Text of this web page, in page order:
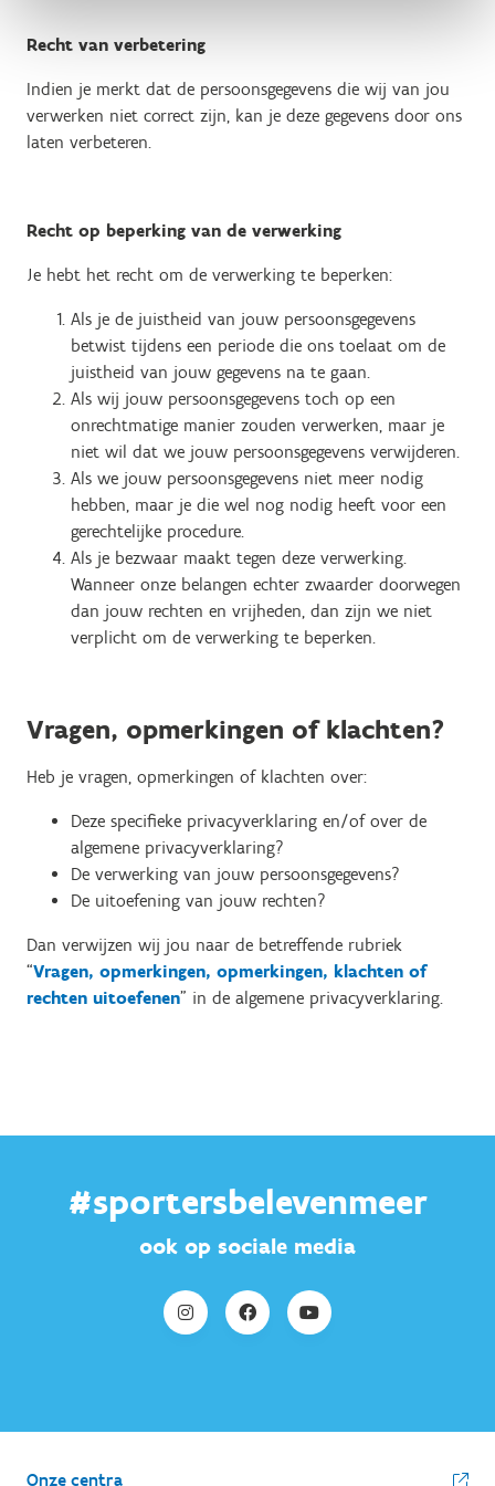
Recht van verbetering
Indien je merkt dat de persoonsgegevens die wij van jou
verwerken niet correct zijn, kan je deze gegevens door ons
laten verbeteren.
Recht op beperking van de verwerking
Je hebt het recht om de verwerking te beperken:
Als je de juistheid van jouw persoonsgegevens
betwist tijdens een periode die ons toelaat om de
juistheid van jouw gegevens na te gaan.
Als wij jouw persoonsgegevens toch op een
onrechtmatige manier zouden verwerken, maar je
niet wil dat we jouw persoonsgegevens verwijderen.
Als we jouw persoonsgegevens niet meer nodig
hebben, maar je die wel nog nodig heeft voor een
gerechtelijke procedure.
Als je bezwaar maakt tegen deze verwerking.
Wanneer onze belangen echter zwaarder doorwegen
dan jouw rechten en vrijheden, dan zijn we niet
verplicht om de verwerking te beperken.
Vragen, opmerkingen of klachten?
Heb je vragen, opmerkingen of klachten over:
Deze specifieke privacyverklaring en/of over de
algemene privacyverklaring?
De verwerking van jouw persoonsgegevens?
De uitoefening van jouw rechten?
Dan verwijzen wij jou naar de betreffende rubriek
“Vragen, opmerkingen, opmerkingen, klachten of
rechten uitoefenen" in de algemene privacyverklaring.
#sportersbelevenmeer
ook op sociale media
Onze centra